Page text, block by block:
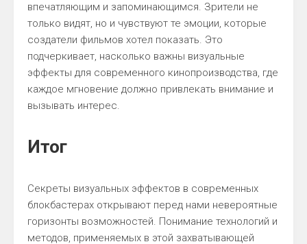
впечатляющим и запоминающимся. Зрители не
только видят, но и чувствуют те эмоции, которые
создатели фильмов хотел показать. Это
подчеркивает, насколько важны визуальные
эффекты для современного кинопроизводства, где
каждое мгновение должно привлекать внимание и
вызывать интерес.
Итог
Секреты визуальных эффектов в современных
блокбастерах открывают перед нами невероятные
горизонты возможностей. Понимание технологий и
методов, применяемых в этой захватывающей